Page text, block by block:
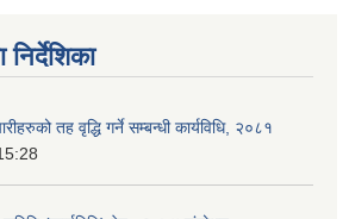
तह वृद्धि गर्ने सम्बन्धी कार्यविधि, २०८१